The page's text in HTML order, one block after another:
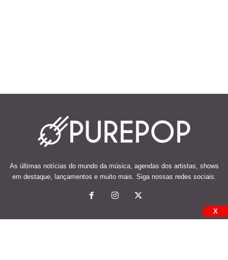
As últimas notícias do mundo da música, agendas dos artistas, shows
em destaque, lançamentos e muito mais. Siga nossas redes sociais.
X